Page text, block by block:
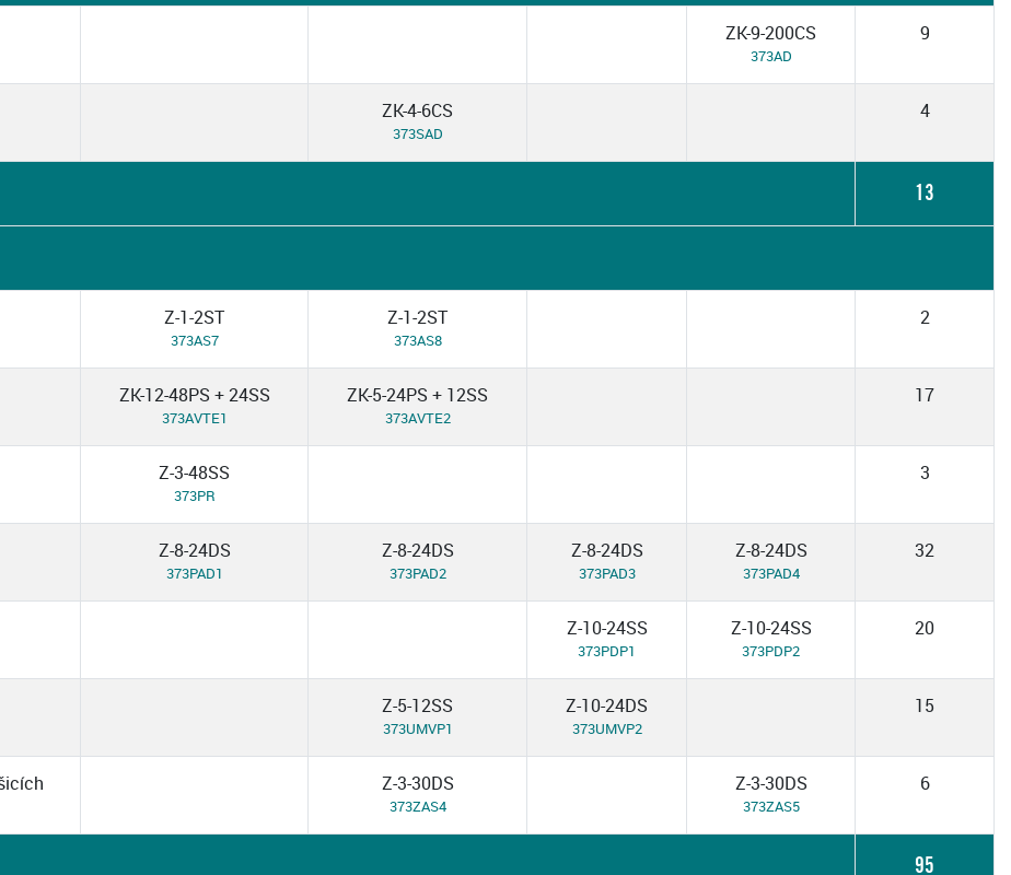
ZK-9-200CS
373AD
9
ZK-4-6CS
373SAD
4
13
Z-1-2ST
373AS7
Z-1-2ST
373AS8
2
ZK-12-48PS + 24SS
373AVTE1
ZK-5-24PS + 12SS
373AVTE2
17
Z-3-48SS
373PR
3
Z-8-24DS
373PAD1
Z-8-24DS
373PAD2
Z-8-24DS
373PAD3
Z-8-24DS
373PAD4
32
Z-10-24SS
373PDP1
Z-10-24SS
373PDP2
20
Z-5-12SS
373UMVP1
Z-10-24DS
373UMVP2
15
Z-3-30DS
373ZAS4
Z-3-30DS
373ZAS5
6
95